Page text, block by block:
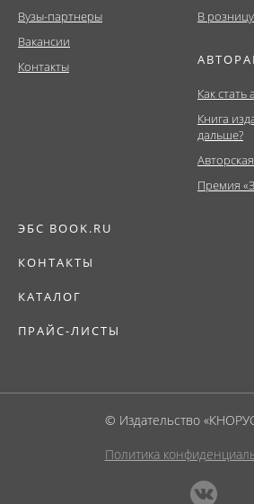
Вузы-партнеры
Вакансии
Контакты
В розницу
Как стать
Книга
дальше?
Премия
ЭБС BOOK.RU
КОНТАКТЫ
КАТАЛОГ
ПРАЙС-ЛИСТЫ
© Издательство
Политика